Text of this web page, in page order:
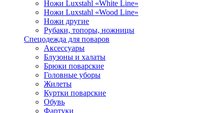
Ножи Luxstahl «White Line»
Ножи Luxstahl «Wood Line»
Ножи другие
Рубаки, топоры, ножницы
Спецодежда для поваров
Аксессуары
Блузоны и халаты
Брюки поварские
Головные уборы
Жилеты
Куртки поварские
Обувь
Фартуки